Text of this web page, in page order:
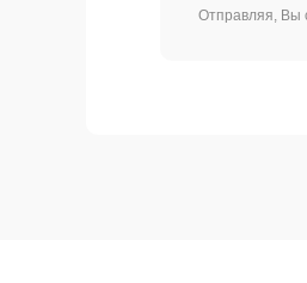
Отправляя, Вы